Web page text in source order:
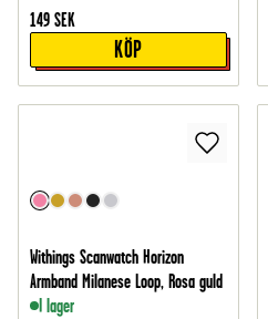
149 SEK
KÖP
Withings Scanwatch Horizon
Armband Milanese Loop, Rosa guld
I lager